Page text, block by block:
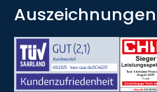
Auszeichnungen